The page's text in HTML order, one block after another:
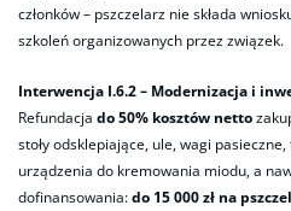
członków – pszczelarz nie składa
szkoleń organizowanych przez związek.
Interwencja I.6.2 – Modernizacja i
Refundacja do 50% kosztów netto
stoły odsklepiające, ule, wagi
urządzenia do kremowania miodu, a
dofinansowania:do 15 000 zł na